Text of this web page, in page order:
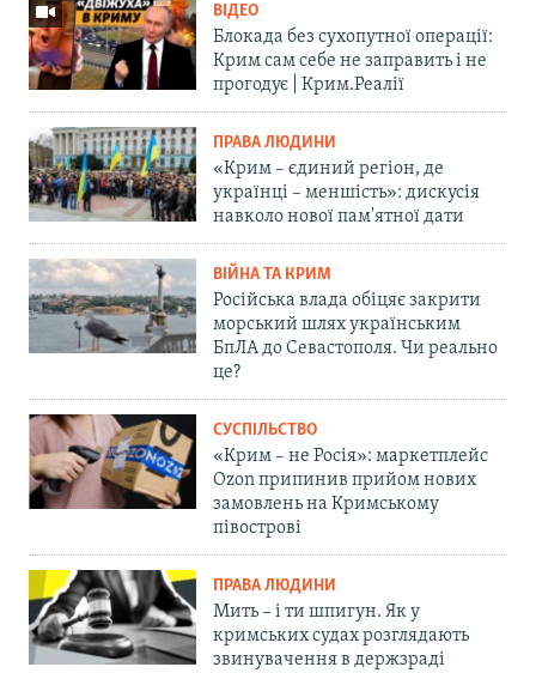
ВІДЕО
Блокада без сухопутної операції:
Крим сам себе не заправить і не
прогодує | Крим.Реалії
ПРАВА ЛЮДИНИ
«Крим – єдиний регіон, де
українці – меншість»: дискусія
навколо нової пам'ятної дати
ВІЙНА ТА КРИМ
Російська влада обіцяє закрити
морський шлях українським
БпЛА до Севастополя. Чи реально
це?
СУСПІЛЬСТВО
«Крим – не Росія»: маркетплейс
Ozon припинив прийом нових
замовлень на Кримському
півострові
ПРАВА ЛЮДИНИ
Мить – і ти шпигун. Як у
кримських судах розглядають
звинувачення в держзраді